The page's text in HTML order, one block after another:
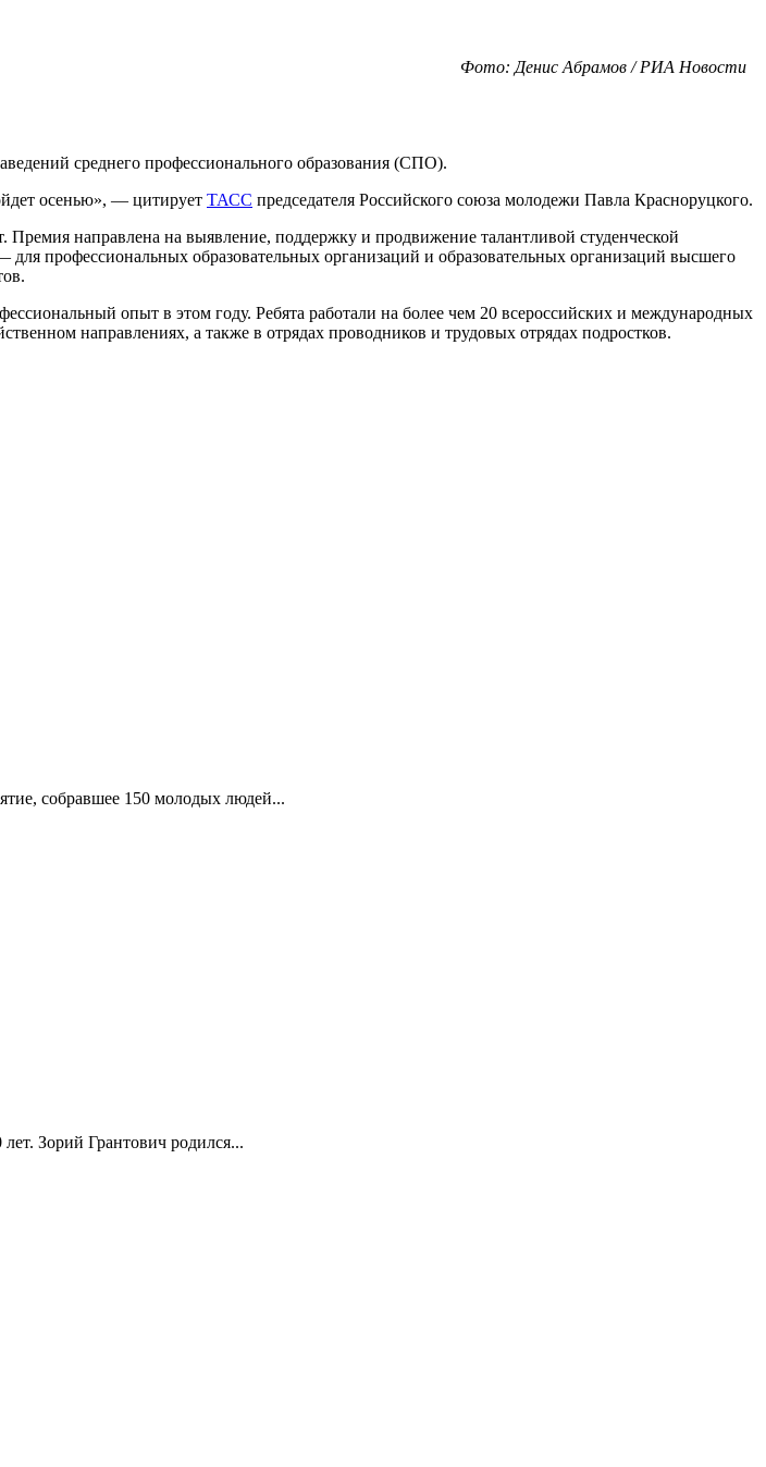
Фото: Денис Абрамов / РИА Новости
среднего профессионального образования (СПО).
осенью», — цитирует ТАСС председателя Российского союза молодежи Павла Красноруцкого.
направлена на выявление, поддержку и продвижение талантливой студенческой
профессиональных образовательных организаций и образовательных организаций высшего
опыт в этом году. Ребята работали на более чем 20 всероссийских и международных
направлениях, а также в отрядах проводников и трудовых отрядах подростков.
собравшее 150 молодых людей...
Зорий Грантович родился...